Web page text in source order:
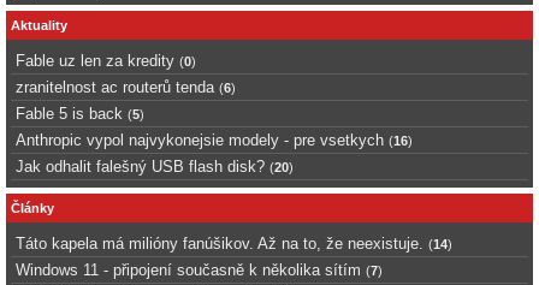
Aktuality
Fable uz len za kredity (0)
zranitelnost ac routerů tenda (6)
Fable 5 is back (5)
Anthropic vypol najvykonejsie modely - pre vsetkych (16)
Jak odhalit falešný USB flash disk? (20)
Články
Táto kapela má milióny fanúšikov. Až na to, že neexistuje. (14)
Windows 11 - připojení současně k několika sítím (7)